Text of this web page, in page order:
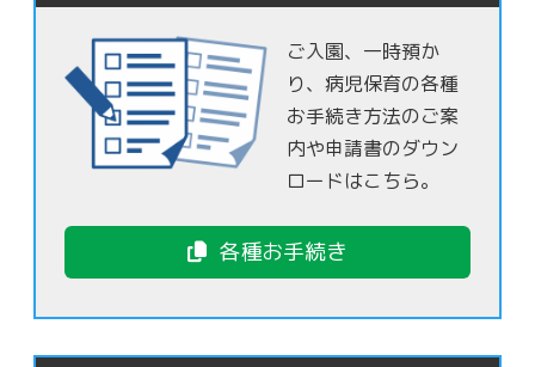
ご入園、一時預か
り、病児保育の各種
お手続き方法のご案
内や申請書のダウン
ロードはこちら。
各種お手続き